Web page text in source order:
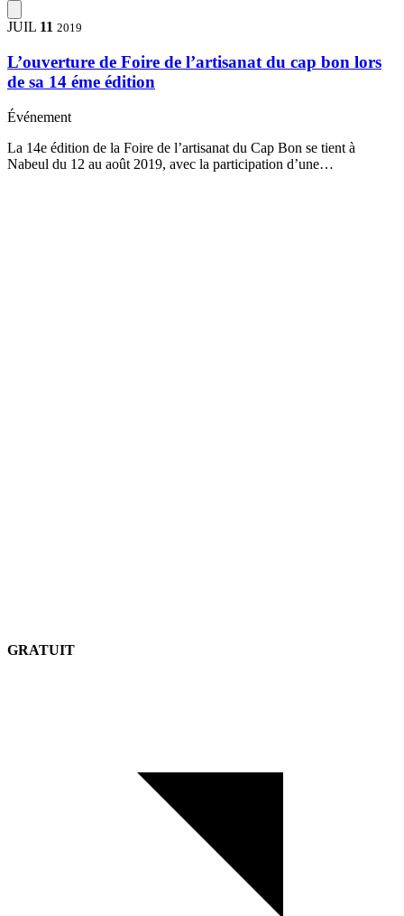
JUIL 11 2019
L’ouverture de Foire de l’artisanat du cap bon lors
de sa 14 éme édition
Événement
La 14e édition de la Foire de l’artisanat du Cap Bon se tient à
Nabeul du 12 au août 2019, avec la participation d’une…
GRATUIT